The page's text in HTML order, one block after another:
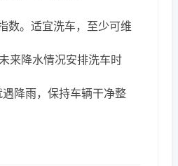
数。适宜洗车，至少可维
来降水情况安排洗车时
降雨，保持车辆干净整